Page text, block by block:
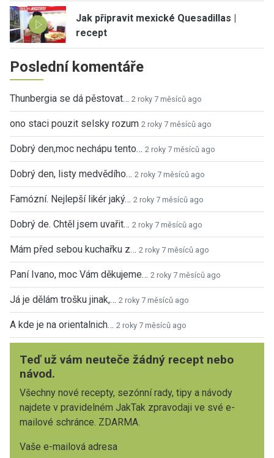
Jak připravit mexické Quesadillas |
recept
Poslední komentáře
Thunbergia se dá pěstovat… 2 roky 7 měsíců ago
ono staci pouzit selsky rozum 2 roky 7 měsíců ago
Dobrý den,moc nechápu tento… 2 roky 7 měsíců ago
Dobrý den, listy medvědího… 2 roky 7 měsíců ago
Famózní. Nejlepší likér jaký… 2 roky 7 měsíců ago
Dobrý de. Chtěl jsem uvařit… 2 roky 7 měsíců ago
Mám před sebou kuchařku z… 2 roky 7 měsíců ago
Paní Ivano, moc Vám děkujeme… 2 roky 7 měsíců ago
Já je dělám trošku jinak,… 2 roky 7 měsíců ago
A kde je na orientalnich… 2 roky 7 měsíců ago
Teď už vám neuteče žádný recept nebo
návod.
Všechny nové recepty, sezónní rady, tipy a návody
najdete v pravidelném JakTak zpravodaji ve své e-
mailové schránce. ZDARMA.
Vaše e-mailová adresa